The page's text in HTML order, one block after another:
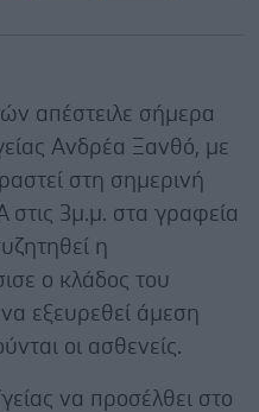
απέστειλε σήμερα
Ανδρέα Ξανθό, με
στη σημερινή
στις 3μ.μ. στα γραφεία
η
ο κλάδος του
εξευρεθεί άμεση
οι ασθενείς.
να προσέλθει στο